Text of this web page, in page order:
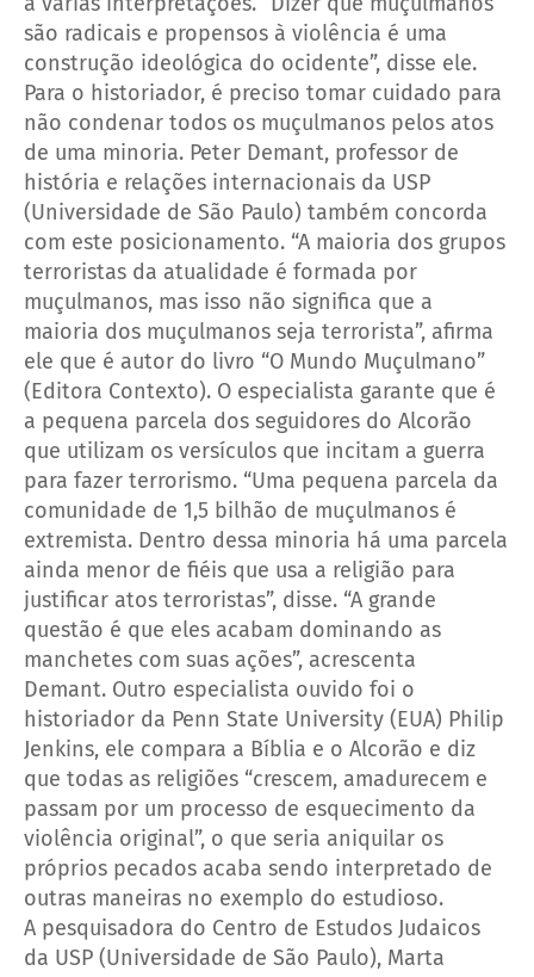
são radicais e propensos à violência é uma
construção ideológica do ocidente”, disse ele.
Para o historiador, é preciso tomar cuidado para
não condenar todos os muçulmanos pelos atos
de uma minoria. Peter Demant, professor de
história e relações internacionais da USP
(Universidade de São Paulo) também concorda
com este posicionamento. “A maioria dos grupos
terroristas da atualidade é formada por
muçulmanos, mas isso não significa que a
maioria dos muçulmanos seja terrorista”, afirma
ele que é autor do livro “O Mundo Muçulmano”
(Editora Contexto). O especialista garante que é
a pequena parcela dos seguidores do Alcorão
que utilizam os versículos que incitam a guerra
para fazer terrorismo. “Uma pequena parcela da
comunidade de 1,5 bilhão de muçulmanos é
extremista. Dentro dessa minoria há uma parcela
ainda menor de fiéis que usa a religião para
justificar atos terroristas”, disse. “A grande
questão é que eles acabam dominando as
manchetes com suas ações”, acrescenta
Demant. Outro especialista ouvido foi o
historiador da Penn State University (EUA) Philip
Jenkins, ele compara a Bíblia e o Alcorão e diz
que todas as religiões “crescem, amadurecem e
passam por um processo de esquecimento da
violência original”, o que seria aniquilar os
próprios pecados acaba sendo interpretado de
outras maneiras no exemplo do estudioso.
A pesquisadora do Centro de Estudos Judaicos
da USP (Universidade de São Paulo), Marta